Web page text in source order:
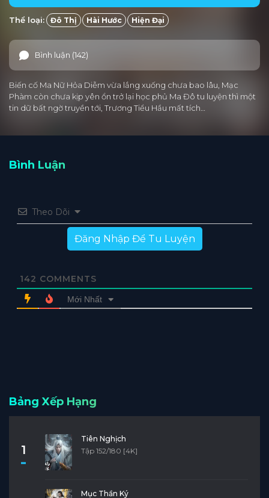
Thể loại: Đô Thị Hài Hước Hiện Đại
Bình luận (142)
Biến cố Ma Nữ Hỏa Diễm vừa lắng xuống chưa bao lâu, Mạc
Phàm còn chưa kịp yên ổn trở lại học phủ Ma Đô tu luyện thì một
tin dữ bất ngờ truyền tới, Trương Tiểu Hầu mất tích…
Bình Luận
Theo Dõi
Đăng Nhập Để Tu Luyện
142 COMMENTS
Mới Nhất
Bảng Xếp Hạng
1
Tiên Nghịch
Tập 152/180 [4K]
Mục Thần Ký